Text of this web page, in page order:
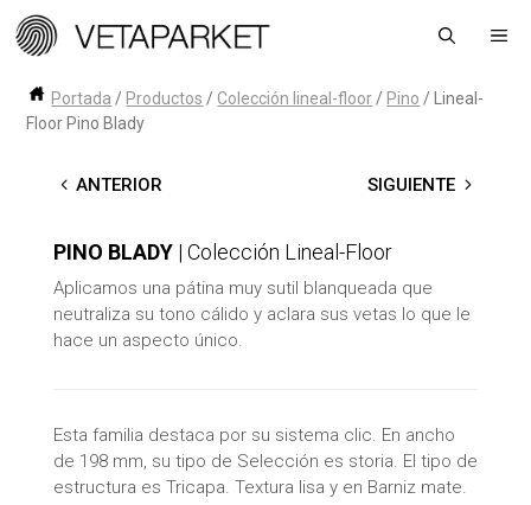
Saltar
contenido
Portada / Productos / Colección lineal-floor / Pino /
Lineal-
Floor Pino Blady
← ANTERIOR SIGUIENTE →
PINO BLADY| Colección Lineal-Floor
Aplicamos una pátina muy sutil blanqueada que
neutraliza su tono cálido y aclara sus vetas lo que le
hace un aspecto único.
Esta familia destaca por su sistema clic. En ancho
de 198 mm, su tipo de Selección es storia. El tipo de
estructura es Tricapa. Textura lisa y en Barniz mate.